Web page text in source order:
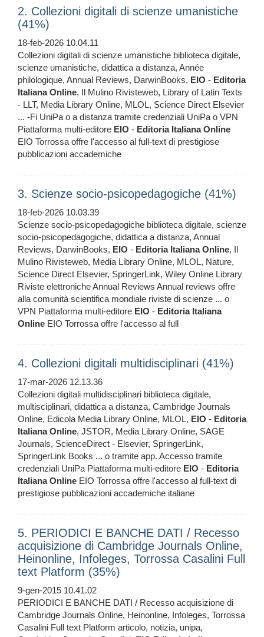
2. Collezioni digitali di scienze umanistiche
(41%)
18-feb-2026 10.04.11
Collezioni digitali di scienze umanistiche biblioteca digitale,
scienze umanistiche, didattica a distanza, Année
philologique, Annual Reviews, DarwinBooks, EIO - Editoria
Italiana Online, Il Mulino Rivisteweb, Library of Latin Texts
- LLT, Media Library Online, MLOL, Science Direct Elsevier
... -Fi UniPa o a distanza tramite credenziali UniPa o VPN
Piattaforma multi-editore EIO - Editoria Italiana Online
EIO Torrossa offre l'accesso al full-text di prestigiose
pubblicazioni accademiche
3. Scienze socio-psicopedagogiche (41%)
18-feb-2026 10.03.39
Scienze socio-psicopedagogiche biblioteca digitale, scienze
socio-psicopedagogiche, didattica a distanza, Annual
Reviews, DarwinBooks, EIO - Editoria Italiana Online, Il
Mulino Rivisteweb, Media Library Online, MLOL, Nature,
Science Direct Elsevier, SpringerLink, Wiley Online Library
Riviste elettroniche Annual Reviews Annual reviews offre
alla comunità scientifica mondiale riviste di scienze ... o
VPN Piattaforma multi-editore EIO - Editoria Italiana
Online EIO Torrossa offre l'accesso al full
4. Collezioni digitali multidisciplinari (41%)
17-mar-2026 12.13.36
Collezioni digitali multidisciplinari biblioteca digitale,
multisciplinari, didattica a distanza, Cambridge Journals
Online, Edicola Media Library Online, MLOL, EIO - Editoria
Italiana Online, JSTOR, Media Library Online, SAGE
Journals, ScienceDirect - Elsevier, SpringerLink,
SpringerLink Books ... o tramite app. Accesso tramite
credenziali UniPa Piattaforma multi-editore EIO - Editoria
Italiana Online EIO Torrossa offre l'accesso al full-text di
prestigiose pubblicazioni accademiche italiane
5. PERIODICI E BANCHE DATI / Recesso
acquisizione di Cambridge Journals Online,
Heinonline, Infoleges, Torrossa Casalini Full
text Platform (35%)
9-gen-2015 10.41.02
PERIODICI E BANCHE DATI / Recesso acquisizione di
Cambridge Journals Online, Heinonline, Infoleges, Torrossa
Casalini Full text Platform articolo, notizia, unipa,